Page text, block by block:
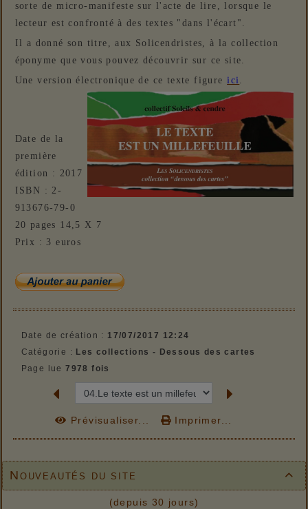

Nouveautés du site
(depuis 30 jours)
sorte de micro-manifeste sur l'acte de lire, lorsque le
lecteur est confronté à des textes "dans l'écart".
Il a donné son titre, aux Solicendristes, à la collection
éponyme que vous pouvez découvrir sur ce site.
Une version électronique de ce texte figureici.
Date de la
première
édition : 2017
ISBN :2-
913676-79-0
20 pages 14,5 X 7
Prix : 3 euros
Date de création : 17/07/2017 12:24
Catégorie :
Les collections - Dessous des cartes
Page lue7978 fois
Prévisualiser... Imprimer...